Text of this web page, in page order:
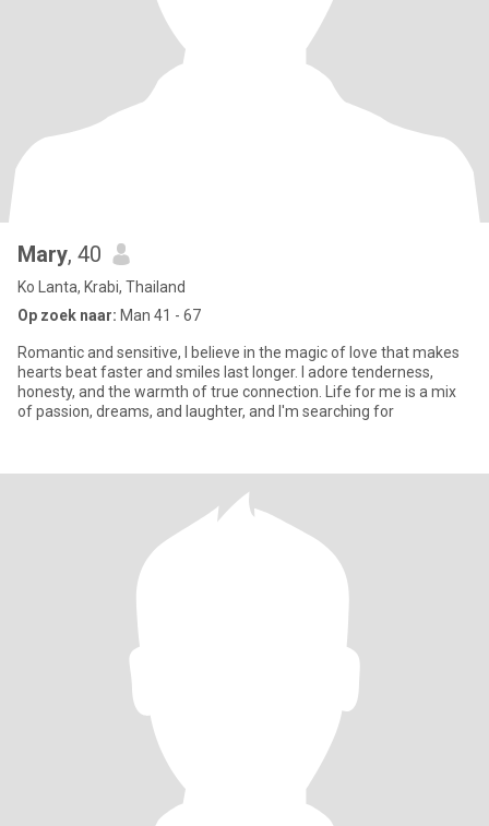
Mary, 40
Ko Lanta, Krabi, Thailand
Op zoek naar: Man 41 - 67
Romantic and sensitive, I believe in the magic of love that makes
hearts beat faster and smiles last longer. I adore tenderness,
honesty, and the warmth of true connection. Life for me is a mix
of passion, dreams, and laughter, and I'm searching for